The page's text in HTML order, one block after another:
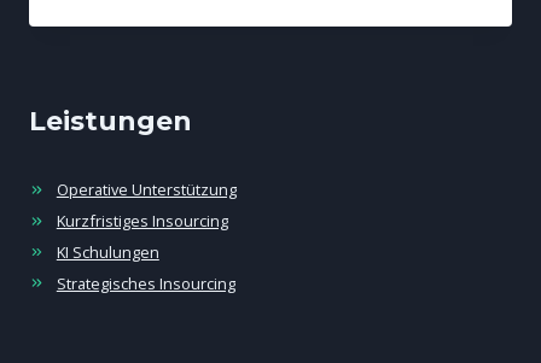
KMU
Leistungen
Operative Unterstützung
Kurzfristiges Insourcing
KI Schulungen
Strategisches Insourcing